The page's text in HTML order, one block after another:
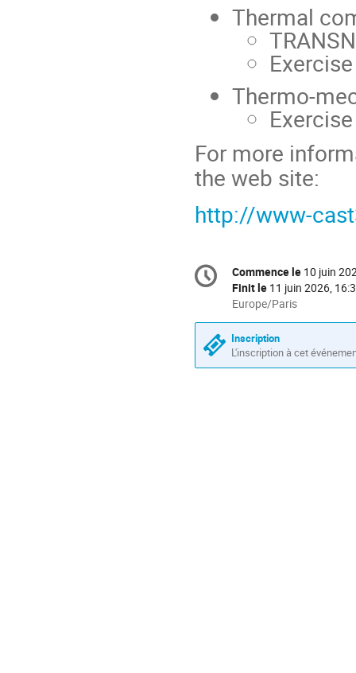
Thermal
Thermo-
For more
the web site:
http://www-
Information
de
conférence
Date/Heure
Commence le 10 juin
Finit le 11 juin 2026,
Toutes
les
horaires
sont
en
Europe/Paris
Inscription
L'inscription à cet